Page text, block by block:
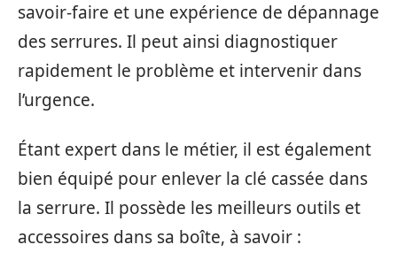
savoir-faire et une expérience de dépannage
des serrures. Il peut ainsi diagnostiquer
rapidement le problème et intervenir dans
l’urgence.
Étant expert dans le métier, il est également
bien équipé pour enlever la clé cassée dans
la serrure. Il possède les meilleurs outils et
accessoires dans sa boîte, à savoir :